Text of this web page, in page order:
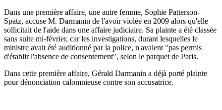
Dans une première affaire, une autre femme, Sophie Patterson-
Spatz, accuse M. Darmanin de l'avoir violée en 2009 alors qu'elle
sollicitait de l'aide dans une affaire judiciaire. Sa plainte a été classée
sans suite mi-février, car les investigations, durant lesquelles le
ministre avait été auditionné par la police, n'avaient "pas permis
d'établir l'absence de consentement", selon le parquet de Paris.
Dans cette première affaire, Gérald Darmanin a déjà porté plainte
pour dénonciation calomnieuse contre son accusatrice.